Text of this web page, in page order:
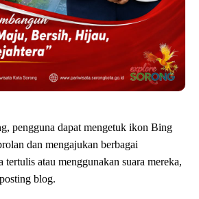
pengguna dapat mengetuk ikon Bing
dan mengajukan berbagai
tertulis atau menggunakan suara mereka,
blog.